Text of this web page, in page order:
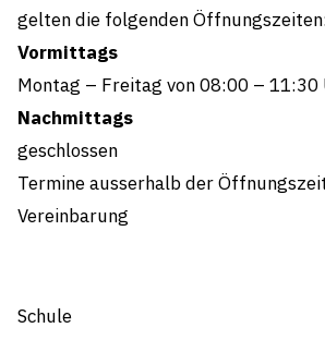
gelten die folgenden Öffnungszeiten:
Vormittags
Montag – Freitag von 08:00 – 11:30
Nachmittags
geschlossen
Termine ausserhalb der
Vereinbarung
Schule